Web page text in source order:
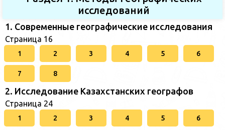
исследований
1. Современные географические исследования
Страница 16
1 2 3 4 5 6
7 8
2. Исследование Казахстанских географов
Страница 24
1 2 3 4 5 6